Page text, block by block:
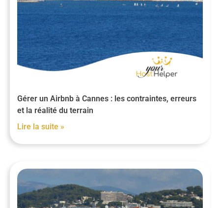
Gérer un Airbnb à Cannes : les contraintes, erreurs
et la réalité du terrain
Lire la suite »